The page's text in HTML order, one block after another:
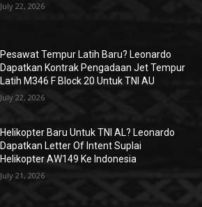
July 22, 2026
Pesawat Tempur Latih Baru? Leonardo
Dapatkan Kontrak Pengadaan Jet Tempur
Latih M346 F Block 20 Untuk TNI AU
July 22, 2026
Helikopter Baru Untuk TNI AL? Leonardo
Dapatkan Letter Of Intent Suplai
Helikopter AW149 Ke Indonesia
July 21, 2026